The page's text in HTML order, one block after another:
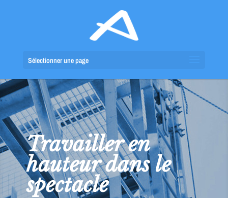
Sélectionner une page
Travailler en
hauteur dans le
spectacle